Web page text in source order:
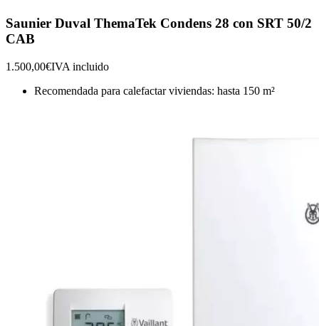
Saunier Duval ThemaTek Condens 28 con SRT 50/2
CAB
1.500,00€IVA incluido
Recomendada para calefactar viviendas: hasta 150 m²